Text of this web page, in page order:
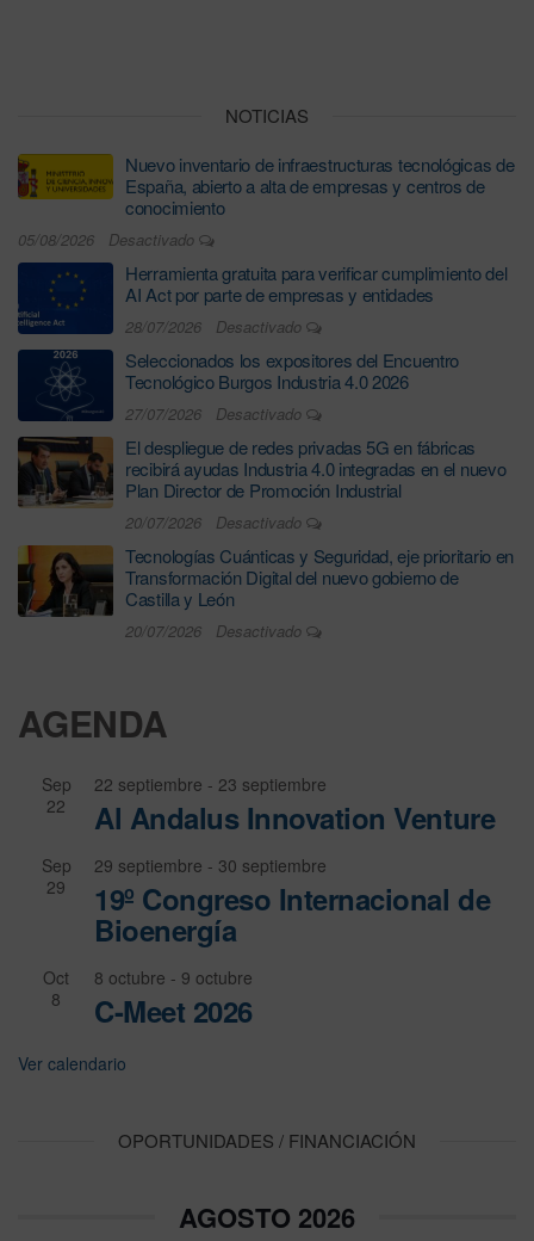
NOTICIAS
Nuevo inventario de infraestructuras tecnológicas de
España, abierto a alta de empresas y centros de
conocimiento
05/08/2026 Desactivado
Herramienta gratuita para verificar cumplimiento del
AI Act por parte de empresas y entidades
28/07/2026 Desactivado
Seleccionados los expositores del Encuentro
Tecnológico Burgos Industria 4.0 2026
27/07/2026 Desactivado
El despliegue de redes privadas 5G en fábricas
recibirá ayudas Industria 4.0 integradas en el nuevo
Plan Director de Promoción Industrial
20/07/2026 Desactivado
Tecnologías Cuánticas y Seguridad, eje prioritario en
Transformación Digital del nuevo gobierno de
Castilla y León
20/07/2026 Desactivado
AGENDA
Sep
22
22 septiembre - 23 septiembre
Al Andalus Innovation Venture
Sep
29
29 septiembre - 30 septiembre
19º Congreso Internacional de
Bioenergía
Oct
8
8 octubre - 9 octubre
C-Meet 2026
Ver calendario
OPORTUNIDADES / FINANCIACIÓN
AGOSTO 2026